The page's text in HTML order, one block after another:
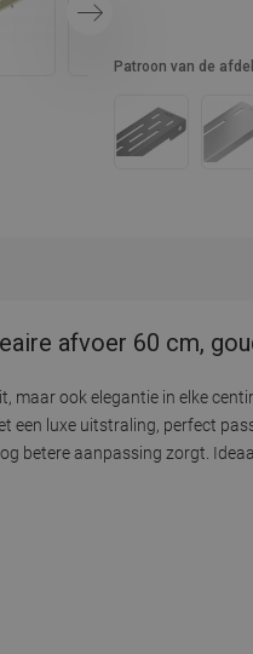
Patroon van de
afvoer 60 cm,
maar ook elegantie in elke
een luxe uitstraling, perfect
betere aanpassing zorgt.